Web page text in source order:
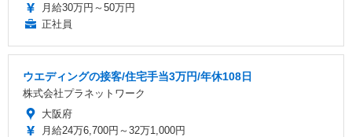
月給30万円～50万円
正社員
ウエディングの接客/住宅手当3万円/年休108日
株式会社プラネットワーク
大阪府
月給24万6,700円～32万1,000円